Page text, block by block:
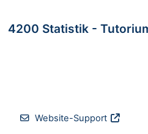
4200 Statistik -
Website-Support